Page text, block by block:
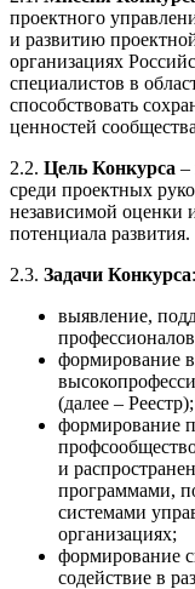
проектного
и развитию
организациях
специалистов в
способствовать
ценностей
2.2. Цель Конкурса –
среди проектных
независимой оценки
потенциала развития.
2.3. Задачи Конкурса:
выявление,
формирование
(далее – Реестр);
формирование
и
программами,
системами
организациях;
формирование
содействие в